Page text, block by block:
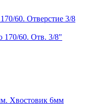
170/60. Отв. 3/8"